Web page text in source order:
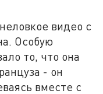
видео с
Особую
то, что она
- он
вместе с